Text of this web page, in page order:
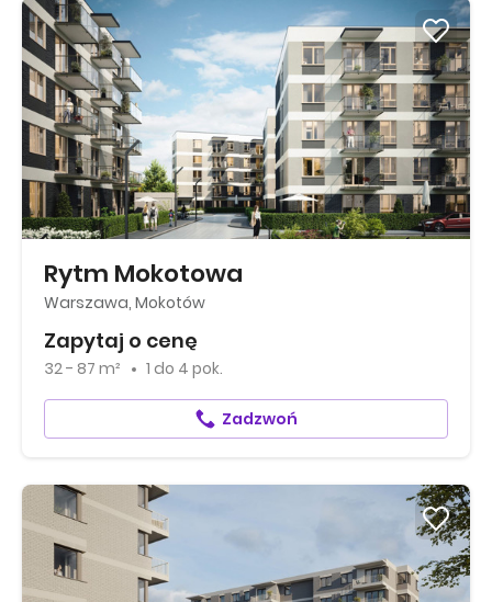
Rytm Mokotowa
Warszawa, Mokotów
Zapytaj o cenę
32 - 87 m² 1 do 4 pok.
Zadzwoń